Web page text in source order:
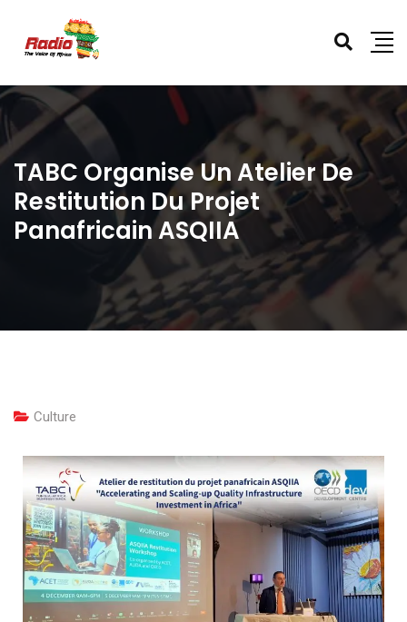
TABC Organise Un Atelier De
Restitution Du Projet
Panafricain ASQIIA
Culture